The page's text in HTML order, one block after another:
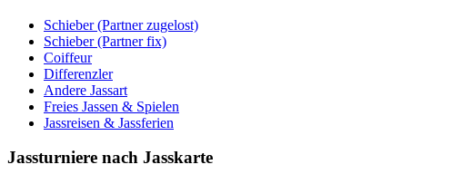
Schieber (Partner zugelost)
Schieber (Partner fix)
Coiffeur
Differenzler
Andere Jassart
Freies Jassen & Spielen
Jassreisen & Jassferien
Jassturniere nach Jasskarte